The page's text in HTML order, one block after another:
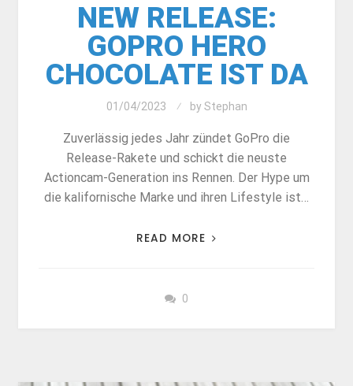
NEW RELEASE:
GOPRO HERO
CHOCOLATE IST DA
01/04/2023 by Stephan
Zuverlässig jedes Jahr zündet GoPro die
Release-Rakete und schickt die neuste
Actioncam-Generation ins Rennen. Der Hype um
die kalifornische Marke und ihren Lifestyle ist…
READ MORE
0